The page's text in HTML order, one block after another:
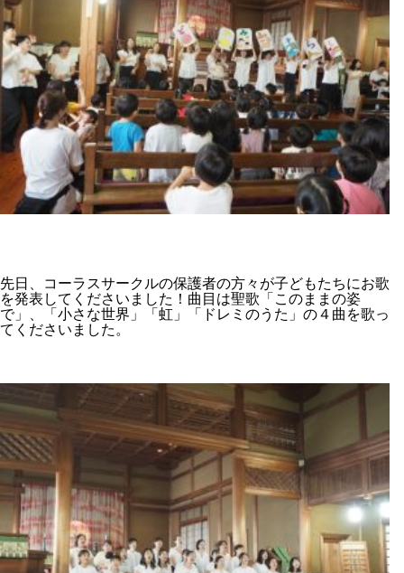
先日、コーラスサークルの保護者の方々が子どもたちにお歌
を発表してくださいました！曲目は聖歌「このままの姿
で」、「小さな世界」「虹」「ドレミのうた」の４曲を歌っ
てくださいました。